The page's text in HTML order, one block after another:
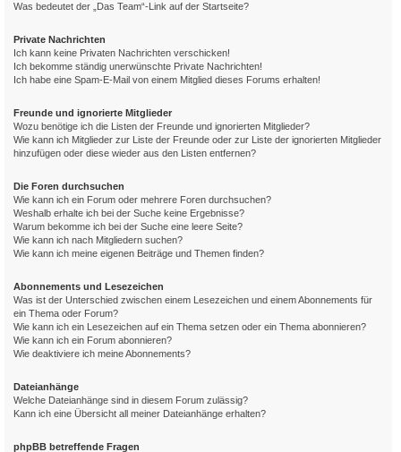
Was bedeutet der „Das Team“-Link auf der Startseite?
Private Nachrichten
Ich kann keine Privaten Nachrichten verschicken!
Ich bekomme ständig unerwünschte Private Nachrichten!
Ich habe eine Spam-E-Mail von einem Mitglied dieses Forums erhalten!
Freunde und ignorierte Mitglieder
Wozu benötige ich die Listen der Freunde und ignorierten Mitglieder?
Wie kann ich Mitglieder zur Liste der Freunde oder zur Liste der ignorierten Mitglieder
hinzufügen oder diese wieder aus den Listen entfernen?
Die Foren durchsuchen
Wie kann ich ein Forum oder mehrere Foren durchsuchen?
Weshalb erhalte ich bei der Suche keine Ergebnisse?
Warum bekomme ich bei der Suche eine leere Seite?
Wie kann ich nach Mitgliedern suchen?
Wie kann ich meine eigenen Beiträge und Themen finden?
Abonnements und Lesezeichen
Was ist der Unterschied zwischen einem Lesezeichen und einem Abonnements für
ein Thema oder Forum?
Wie kann ich ein Lesezeichen auf ein Thema setzen oder ein Thema abonnieren?
Wie kann ich ein Forum abonnieren?
Wie deaktiviere ich meine Abonnements?
Dateianhänge
Welche Dateianhänge sind in diesem Forum zulässig?
Kann ich eine Übersicht all meiner Dateianhänge erhalten?
phpBB betreffende Fragen